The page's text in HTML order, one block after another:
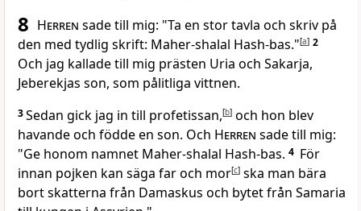
8 Herren sade till mig: "Ta en stor tavla och skriv på
den med tydlig skrift: Maher-shalal Hash-bas."[a] 2
Och jag kallade till mig prästen Uria och Sakarja,
Jeberekjas son, som pålitliga vittnen.
3Sedan gick jag in till profetissan,[b] och hon blev
havande och födde en son. Och Herren sade till mig:
"Ge honom namnet Maher-shalal Hash-bas. 4 För
innan pojken kan säga far och mor[c] ska man bära
bort skatterna från Damaskus och bytet från Samaria